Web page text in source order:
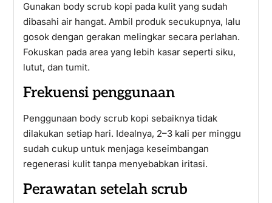
Gunakan body scrub kopi pada kulit yang sudah
dibasahi air hangat. Ambil produk secukupnya, lalu
gosok dengan gerakan melingkar secara perlahan.
Fokuskan pada area yang lebih kasar seperti siku,
lutut, dan tumit.
Frekuensi penggunaan
Penggunaan body scrub kopi sebaiknya tidak
dilakukan setiap hari. Idealnya, 2–3 kali per minggu
sudah cukup untuk menjaga keseimbangan
regenerasi kulit tanpa menyebabkan iritasi.
Perawatan setelah scrub